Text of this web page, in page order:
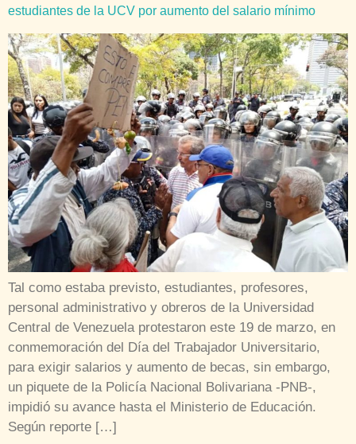
estudiantes de la UCV por aumento del salario mínimo
Tal como estaba previsto, estudiantes, profesores,
personal administrativo y obreros de la Universidad
Central de Venezuela protestaron este 19 de marzo, en
conmemoración del Día del Trabajador Universitario,
para exigir salarios y aumento de becas, sin embargo,
un piquete de la Policía Nacional Bolivariana -PNB-,
impidió su avance hasta el Ministerio de Educación.
Según reporte […]